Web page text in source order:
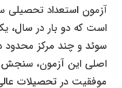
است که دو بار در سال،
سوئد و چند مرکز محدود
اصلی این آزمون،
موفقیت در تحصیلات